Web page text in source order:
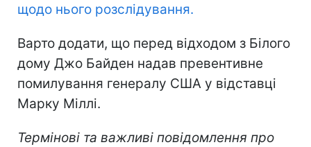
щодо нього розслідування.
Варто додати, що перед відходом з Білого
дому Джо Байден надав превентивне
помилування генералу США у відставці
Марку Міллі.
Термінові та важливі повідомлення про